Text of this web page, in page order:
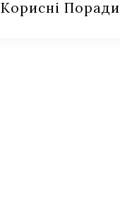
Корисні Поради